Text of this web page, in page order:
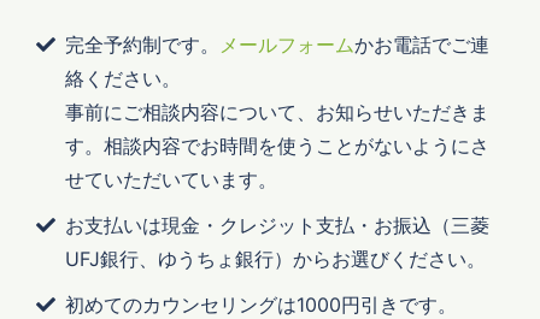
完全予約制です。 メールフォームかお電話でご連
絡ください。
事前にご相談内容について、お知らせいただきま
す。相談内容でお時間を使うことがないようにさ
せていただいています。
お支払いは現金・クレジット支払・お振込（三菱
UFJ銀行、ゆうちょ銀行）からお選びください。
初めてのカウンセリングは1000円引きです。